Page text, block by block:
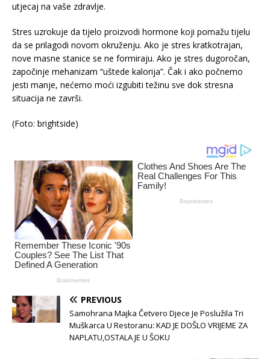
utjecaj na vaše zdravlje.
Stres uzrokuje da tijelo proizvodi hormone koji pomažu tijelu
da se prilagodi novom okruženju. Ako je stres kratkotrajan,
nove masne stanice se ne formiraju. Ako je stres dugoročan,
započinje mehanizam “uštede kalorija”. Čak i ako počnemo
jesti manje, nećemo moći izgubiti težinu sve dok stresna
situacija ne završi.
(Foto: brightside)
PREVIOUS
Samohrana Majka Četvero Djece Je Poslužila Tri
Muškarca U Restoranu: KAD JE DOŠLO VRIJEME ZA
NAPLATU,OSTALA JE U ŠOKU